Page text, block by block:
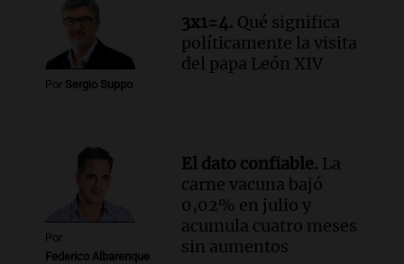
Por Sergio Suppo
3x1=4. Qué significa
políticamente la visita
del papa León XIV
Por
Federico Albarenque
El dato confiable. La
carne vacuna bajó
0,02% en julio y
acumula cuatro meses
sin aumentos